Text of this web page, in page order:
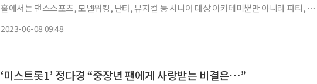
홀에서는 댄스스포츠, 모델워킹, 난타, 뮤지컬 등 시니어 대상 아카테미뿐만 아니라 파티, 라
2023-06-08 09:48
‘미스트롯1’ 정다경 “중장년 팬에게 사랑받는 비결은…”